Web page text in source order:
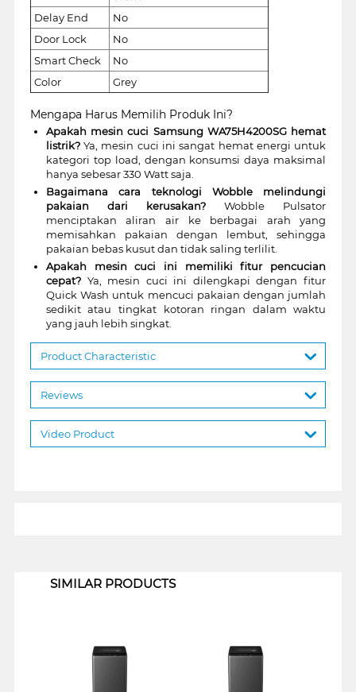
Delay End
No
Door Lock
No
Smart Check
No
Color
Grey
Mengapa Harus Memilih Produk Ini?
Apakah mesin cuci Samsung WA75H4200SG hemat
listrik?Ya, mesin cuci ini sangat hemat energi untuk
kategori top load, dengan konsumsi daya maksimal
hanya sebesar 330 Watt saja.
Bagaimana cara teknologi Wobble melindungi
pakaian dari kerusakan? Wobble Pulsator
menciptakan aliran air ke berbagai arah yang
memisahkan pakaian dengan lembut, sehingga
pakaian bebas kusut dan tidak saling terlilit.
Apakah mesin cuci ini memiliki fitur pencucian
cepat?Ya, mesin cuci ini dilengkapi dengan fitur
Quick Wash untuk mencuci pakaian dengan jumlah
sedikit atau tingkat kotoran ringan dalam waktu
yang jauh lebih singkat.
Product Characteristic
Reviews
Video Product
SIMILAR PRODUCTS